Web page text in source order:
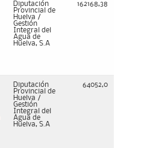
Diputación
Provincial de
Huelva /
Gestión
Integral del
Agua de
Huelva, S.A
162168,38
Diputación
Provincial de
Huelva /
Gestión
Integral del
Agua de
Huelva, S.A
64052,0